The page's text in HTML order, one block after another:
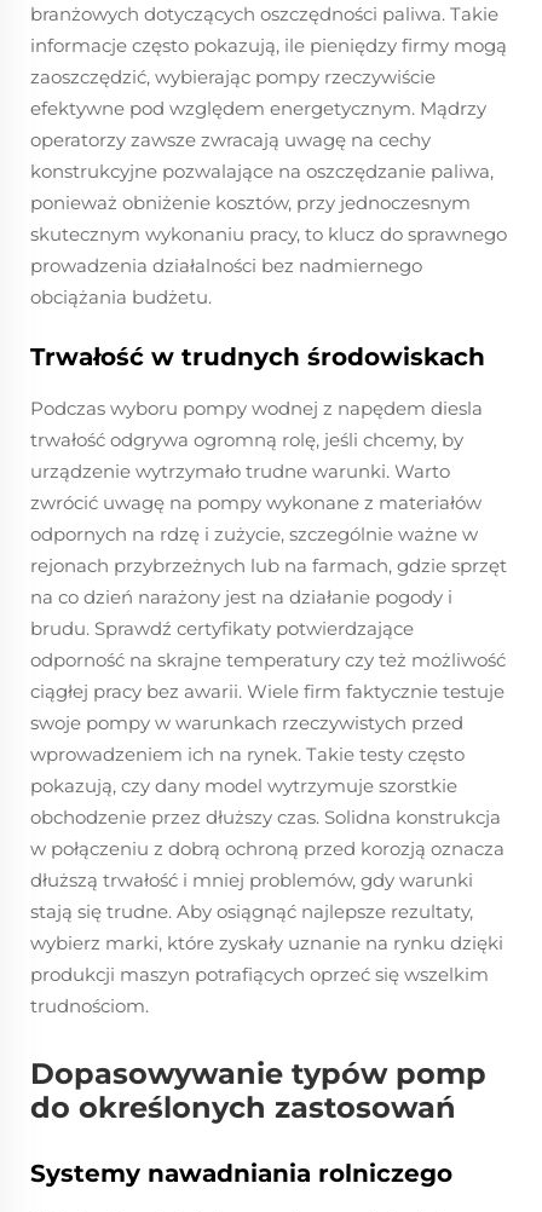
branżowych dotyczących oszczędności paliwa. Takie
informacje często pokazują, ile pieniędzy firmy mogą
zaoszczędzić, wybierając pompy rzeczywiście
efektywne pod względem energetycznym. Mądrzy
operatorzy zawsze zwracają uwagę na cechy
konstrukcyjne pozwalające na oszczędzanie paliwa,
ponieważ obniżenie kosztów, przy jednoczesnym
skutecznym wykonaniu pracy, to klucz do sprawnego
prowadzenia działalności bez nadmiernego
obciążania budżetu.
Trwałość w trudnych środowiskach
Podczas wyboru pompy wodnej z napędem diesla
trwałość odgrywa ogromną rolę, jeśli chcemy, by
urządzenie wytrzymało trudne warunki. Warto
zwrócić uwagę na pompy wykonane z materiałów
odpornych na rdzę i zużycie, szczególnie ważne w
rejonach przybrzeżnych lub na farmach, gdzie sprzęt
na co dzień narażony jest na działanie pogody i
brudu. Sprawdź certyfikaty potwierdzające
odporność na skrajne temperatury czy też możliwość
ciągłej pracy bez awarii. Wiele firm faktycznie testuje
swoje pompy w warunkach rzeczywistych przed
wprowadzeniem ich na rynek. Takie testy często
pokazują, czy dany model wytrzymuje szorstkie
obchodzenie przez dłuższy czas. Solidna konstrukcja
w połączeniu z dobrą ochroną przed korozją oznacza
dłuższą trwałość i mniej problemów, gdy warunki
stają się trudne. Aby osiągnąć najlepsze rezultaty,
wybierz marki, które zyskały uznanie na rynku dzięki
produkcji maszyn potrafiących oprzeć się wszelkim
trudnościom.
Dopasowywanie typów pomp
do określonych zastosowań
Systemy nawadniania rolniczego